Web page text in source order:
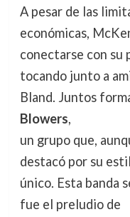
A pesar de las
económicas,
conectarse con su
tocando junto a
Bland. Juntos
Blowers,
un grupo que,
destacó por su
único. Esta banda
fue el preludio de